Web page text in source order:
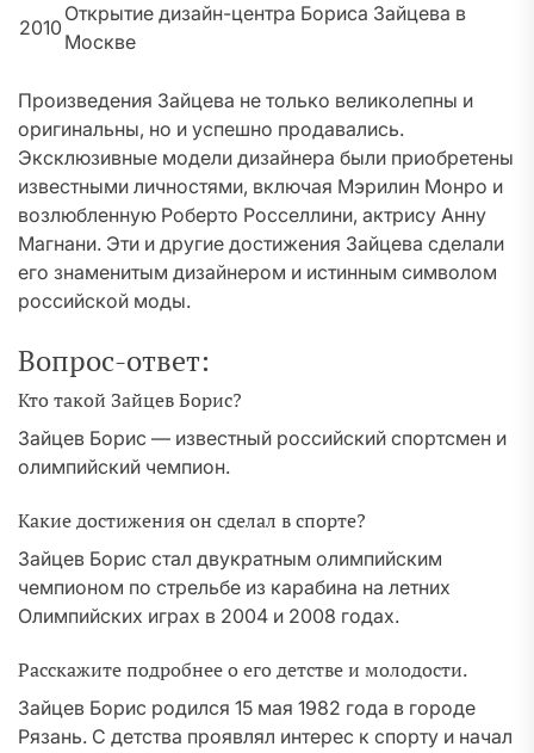
2010
Открытие дизайн-центра Бориса Зайцева в
Москве
Произведения Зайцева не только великолепны и
оригинальны, но и успешно продавались.
Эксклюзивные модели дизайнера были приобретены
известными личностями, включая Мэрилин Монро и
возлюбленную Роберто Росселлини, актрису Анну
Магнани. Эти и другие достижения Зайцева сделали
его знаменитым дизайнером и истинным символом
российской моды.
Вопрос-ответ:
Кто такой Зайцев Борис?
Зайцев Борис — известный российский спортсмен и
олимпийский чемпион.
Какие достижения он сделал в спорте?
Зайцев Борис стал двукратным олимпийским
чемпионом по стрельбе из карабина на летних
Олимпийских играх в 2004 и 2008 годах.
Расскажите подробнее о его детстве и молодости.
Зайцев Борис родился 15 мая 1982 года в городе
Рязань. С детства проявлял интерес к спорту и начал